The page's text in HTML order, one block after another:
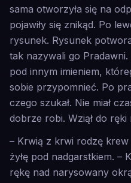
sama otworzyła się na
pojawiły się znikąd. Po
rysunek. Rysunek
tak nazywali go
pod innym imieniem,
sobie przypomnieć. Po
czego szukał. Nie miał
dobrze robi. Wziął do ręki
– Krwią z krwi rodzę krew
żyłę pod nadgarstkiem. –
rękę nad narysowany